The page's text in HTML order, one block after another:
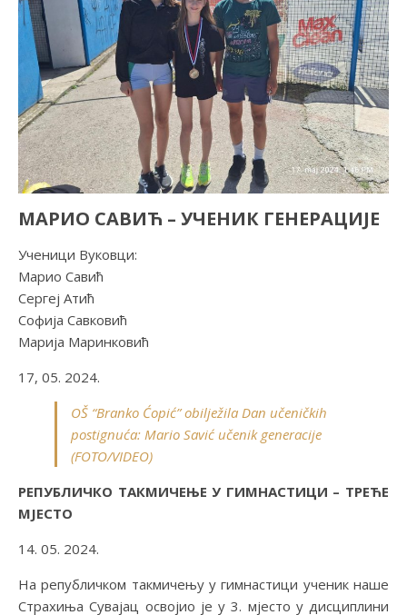
МАРИО САВИЋ – УЧЕНИК ГЕНЕРАЦИЈЕ
Ученици Вуковци:
Марио Савић
Сергеј Атић
Софија Савковић
Марија Маринковић
17, 05. 2024.
OŠ “Branko Ćopić” obilježila Dan učeničkih
postignuća: Mario Savić učenik generacije
(FOTO/VIDEO)
РЕПУБЛИЧКО ТАКМИЧЕЊЕ У ГИМНАСТИЦИ – ТРЕЋЕ
МЈЕСТО
14. 05. 2024.
На републичком такмичењу у гимнастици ученик наше
Страхиња Сувајац освојио је у 3. мјесто у дисциплини